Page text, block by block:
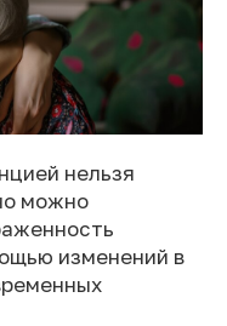
нельзя
можно
изменений в